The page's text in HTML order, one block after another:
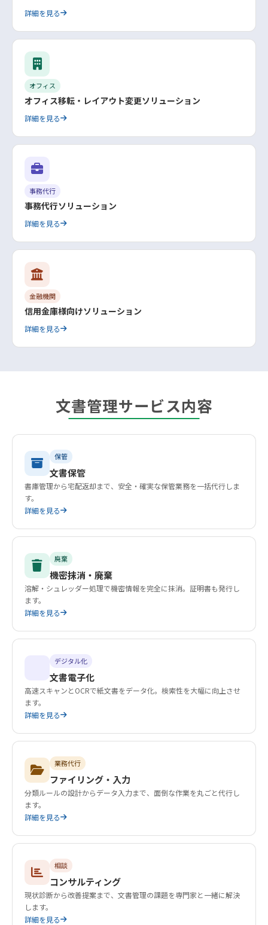
詳細を見る
オフィス
オフィス移転・レイアウト変更ソリューション
詳細を見る
事務代行
事務代行ソリューション
詳細を見る
金融機関
信用金庫様向けソリューション
詳細を見る
文書管理サービス内容
保管
文書保管
書庫管理から宅配返却まで、安全・確実な保管業務を一括代行しま
す。
詳細を見る
廃棄
機密抹消・廃棄
溶解・シュレッダー処理で機密情報を完全に抹消。証明書も発行し
ます。
詳細を見る
デジタル化
文書電子化
高速スキャンとOCRで紙文書をデータ化。検索性を大幅に向上させ
ます。
詳細を見る
業務代行
ファイリング・入力
分類ルールの設計からデータ入力まで、面倒な作業を丸ごと代行し
ます。
詳細を見る
相談
コンサルティング
現状診断から改善提案まで、文書管理の課題を専門家と一緒に解決
します。
詳細を見る